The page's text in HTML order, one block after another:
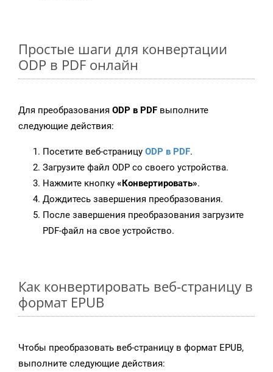
Простые шаги для конвертации
ODP в PDF онлайн
Для преобразования ODP в PDF выполните
следующие действия:
Посетите веб-страницу ODP в PDF.
Загрузите файл ODP со своего устройства.
Нажмите кнопку «Конвертировать».
Дождитесь завершения преобразования.
После завершения преобразования загрузите
PDF-файл на свое устройство.
Как конвертировать веб-страницу в
формат EPUB
Чтобы преобразовать веб-страницу в формат EPUB,
выполните следующие действия: